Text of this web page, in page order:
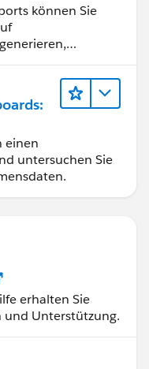
können Sie
einen
untersuchen Sie
erhalten Sie
und Unterstützung.